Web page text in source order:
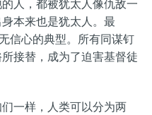
人，都被犹太人像仇敌一
本来也是犹太人。最
信心的典型。所有同谋钉
接替，成为了迫害基督徒
一样，人类可以分为两